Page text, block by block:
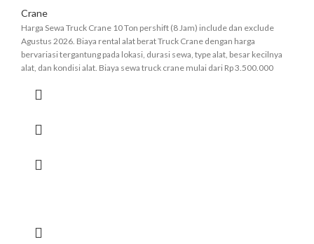
Crane
Harga Sewa Truck Crane 10 Ton pershift (8 Jam) include dan exclude
Agustus 2026. Biaya rental alat berat Truck Crane dengan harga
bervariasi tergantung pada lokasi, durasi sewa, type alat, besar kecilnya
alat, dan kondisi alat. Biaya sewa truck crane mulai dari Rp 3.500.000